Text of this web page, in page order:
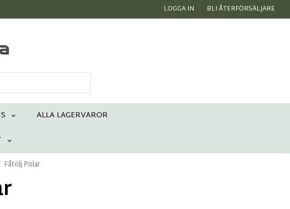
LOGGA IN BLI ÅTERFÖRSÄLJARE
ALLA LAGERVAROR
Fåtölj Polar